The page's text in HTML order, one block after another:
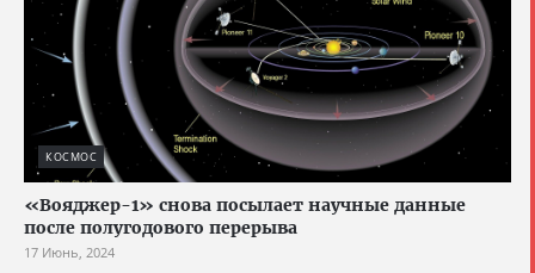
КОСМОС
«Вояджер-1» снова посылает научные данные
после полугодового перерыва
17 Июнь, 2024